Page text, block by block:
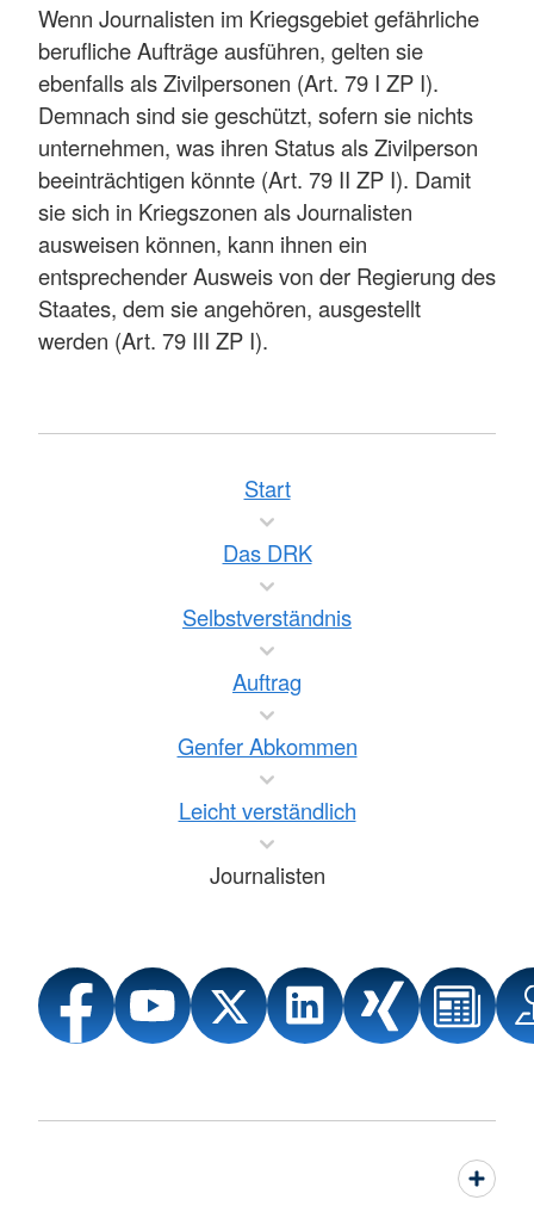
Wenn Journalisten im Kriegsgebiet gefährliche
berufliche Aufträge ausführen, gelten sie
ebenfalls als Zivilpersonen (Art. 79 I ZP I).
Demnach sind sie geschützt, sofern sie nichts
unternehmen, was ihren Status als Zivilperson
beeinträchtigen könnte (Art. 79 II ZP I). Damit
sie sich in Kriegszonen als Journalisten
ausweisen können, kann ihnen ein
entsprechender Ausweis von der Regierung des
Staates, dem sie angehören, ausgestellt
werden (Art. 79 III ZP I).
Start
Das DRK
Selbstverständnis
Auftrag
Genfer Abkommen
Leicht verständlich
Journalisten